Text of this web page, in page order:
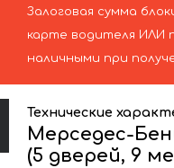
Залоговая сумма
карте водителя ИЛИ
наличными при
Технические
Мерседес-
(5 дверей, 9